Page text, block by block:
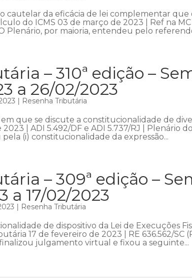
cautelar da eficácia de lei complementar que
do ICMS 03 de março de 2023 | Ref na MC
Plenário, por maioria, entendeu pelo
– 310ª edição –
a 26/02/2023
| Resenha Tributária
que se discute a constitucionalidade de
| ADI 5.492/DF e ADI 5.737/RJ | Plenário
(i) constitucionalidade da expressão...
– 309ª edição –
a 17/02/2023
| Resenha Tributária
de dispositivo da Lei de Execuções
17 de fevereiro de 2023 | RE 636.562/SC
julgamento virtual e fixou a seguinte...